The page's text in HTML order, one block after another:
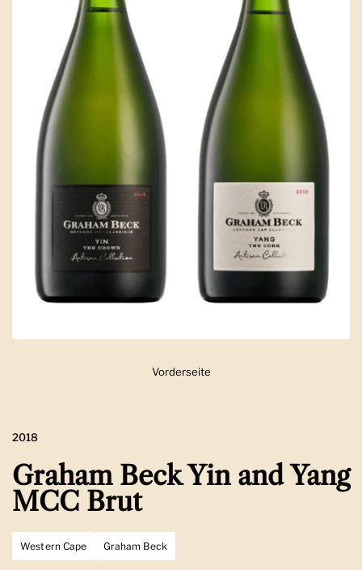
Zeige Folie 1
Vorderseite
2018
Graham Beck Yin and Yang
MCC Brut
Western Cape Graham Beck